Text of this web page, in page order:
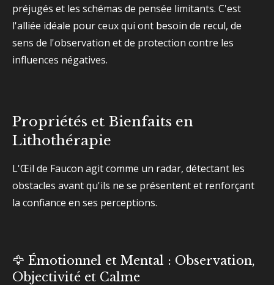
préjugés et les schémas de pensée limitants. C'est
l'alliée idéale pour ceux qui ont besoin de recul, de
sens de l'observation et de protection contre les
influences négatives.
Propriétés et Bienfaits en
Lithothérapie
L'Œil de Faucon agit comme un radar, détectant les
obstacles avant qu'ils ne se présentent et renforçant
la confiance en ses perceptions.
🦅 Émotionnel et Mental : Observation,
Objectivité et Calme